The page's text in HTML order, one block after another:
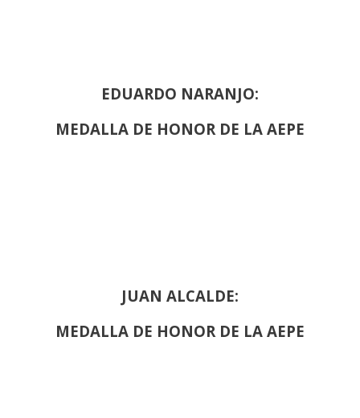
EDUARDO NARANJO:
MEDALLA DE HONOR DE LA AEPE
JUAN ALCALDE:
MEDALLA DE HONOR DE LA AEPE